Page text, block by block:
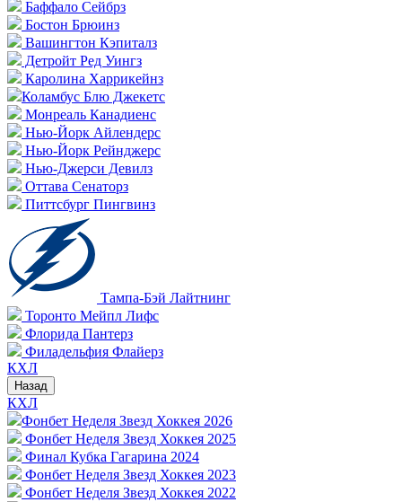
Баффало Сейбрз
Бостон Брюинз
Вашингтон Кэпиталз
Детройт Ред Уингз
Каролина Харрикейнз
Коламбус Блю Джекетс
Монреаль Канадиенс
Нью-Йорк Айлендерс
Нью-Йорк Рейнджерс
Нью-Джерси Девилз
Оттава Сенаторз
Питтсбург Пингвинз
Тампа-Бэй Лайтнинг
Торонто Мейпл Лифс
Флорида Пантерз
Филадельфия Флайерз
КХЛ
Назад
КХЛ
Фонбет Неделя Звезд Хоккея 2026
Фонбет Неделя Звезд Хоккея 2025
Финал Кубка Гагарина 2024
Фонбет Неделя Звезд Хоккея 2023
Фонбет Неделя Звезд Хоккея 2022